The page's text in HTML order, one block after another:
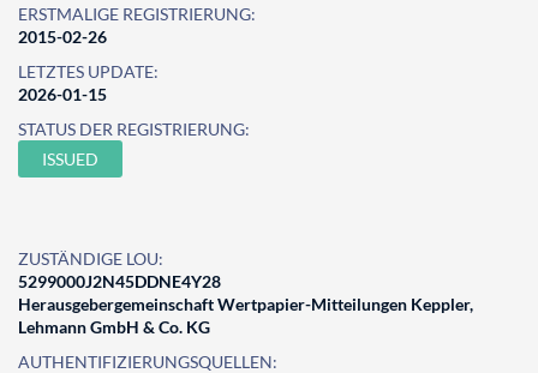
ERSTMALIGE REGISTRIERUNG:
2015-02-26
LETZTES UPDATE:
2026-01-15
STATUS DER REGISTRIERUNG:
ISSUED
ZUSTÄNDIGE LOU:
5299000J2N45DDNE4Y28
Herausgebergemeinschaft Wertpapier-Mitteilungen Keppler,
Lehmann GmbH & Co. KG
AUTHENTIFIZIERUNGSQUELLEN: